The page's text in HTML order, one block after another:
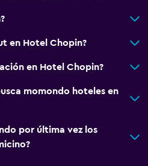
en Hotel Chopin?
en Hotel Chopin?
momondo hoteles en
por última vez los